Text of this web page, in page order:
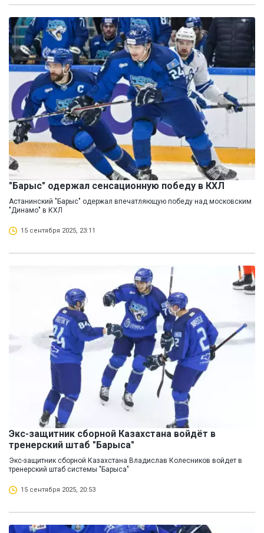
"Барыс" одержал сенсационную победу в КХЛ
Астанинский "Барыс" одержал впечатляющую победу над московским
"Динамо" в КХЛ
15 сентября 2025, 23:11
Экс-защитник сборной Казахстана войдёт в
тренерский штаб "Барыса"
Экс-защитник сборной Казахстана Владислав Колесников войдет в
тренерский штаб системы "Барыса"
15 сентября 2025, 20:53